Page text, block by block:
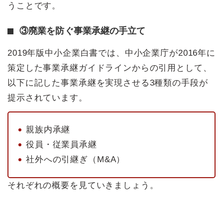
うことです。
③廃業を防ぐ事業承継の手立て
2019年版中小企業白書では、中小企業庁が2016年に
策定した事業承継ガイドラインからの引用として、
以下に記した事業承継を実現させる3種類の手段が
提示されています。
親族内承継
役員・従業員承継
社外への引継ぎ（M&A）
それぞれの概要を見ていきましょう。